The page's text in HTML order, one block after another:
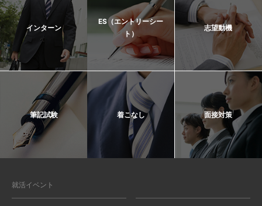
インターン
ES（エントリーシー
ト）
志望動機
筆記試験 着こなし 面接対策
就活イベント